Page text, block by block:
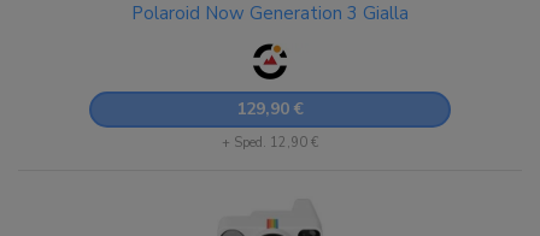
Polaroid Now Generation 3 Gialla
129,90 €
+ Sped. 12,90 €